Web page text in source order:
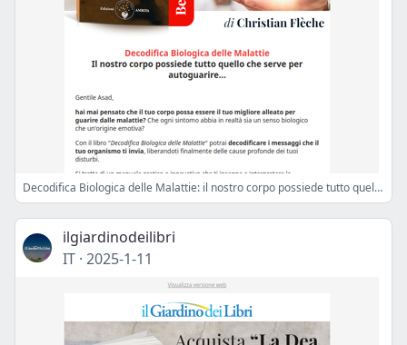
Decodifica Biologica delle Malattie: il nostro corpo possiede tutto quello che serve per autoguarire
ilgiardinodeilibri
IT · 2025-1-11